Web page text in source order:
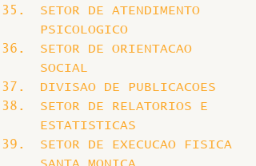
SETOR DE ATENDIMENTO
PSICOLOGICO
SETOR DE ORIENTACAO
SOCIAL
DIVISAO DE PUBLICACOES
SETOR DE RELATORIOS E
ESTATISTICAS
SETOR DE EXECUCAO FISICA